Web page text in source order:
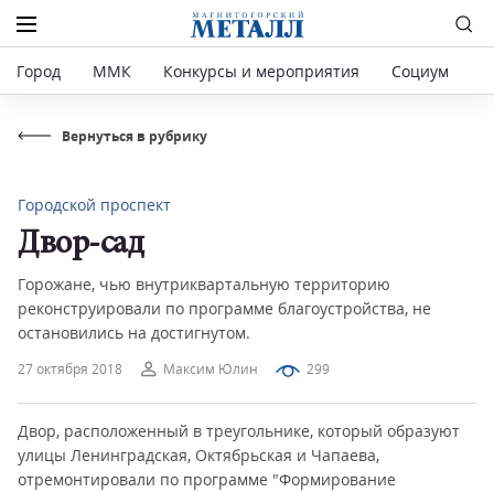
Город ММК Конкурсы и мероприятия Социум
Вернуться в рубрику
27 октября 2018 Максим Юлин 299
Городской проспект
Двор-сад
Горожане, чью внутриквартальную территорию
реконструировали по программе благоустройства, не
остановились на достигнутом.
Двор, расположенный в треугольнике, который образуют
улицы Ленинградская, Октябрьская и Чапаева,
отремонтировали по программе "Формирование